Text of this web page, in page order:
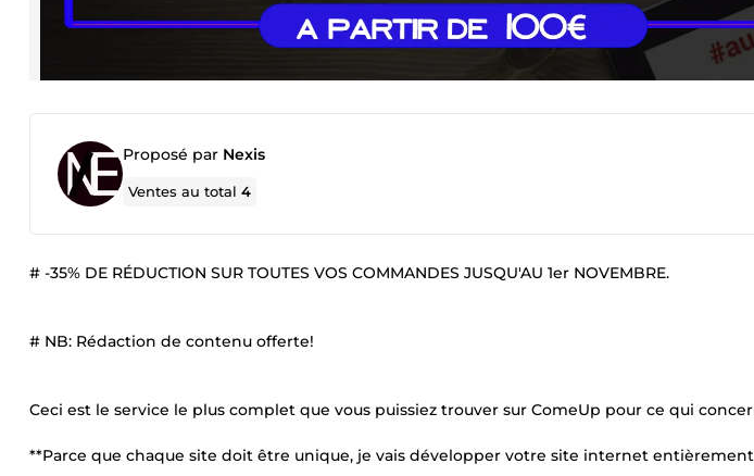
Proposé par Nexis
Ventes au total4
# -35% DE RÉDUCTION SUR TOUTES VOS COMMANDES JUSQU'AU 1er NOVEMBRE.
# NB: Rédaction de contenu offerte!
Ceci est le service le plus complet que vous puissiez trouver sur ComeUp pour ce qui
**Parce que chaque site doit être unique, je vais développer votre site internet entièrement